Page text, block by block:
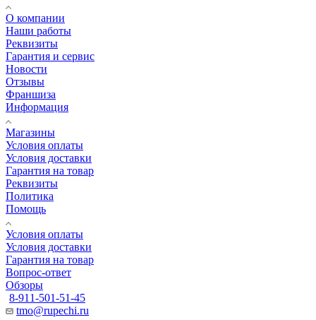
О компании
Наши работы
Реквизиты
Гарантия и сервис
Новости
Отзывы
Франшиза
Информация
Магазины
Условия оплаты
Условия доставки
Гарантия на товар
Реквизиты
Политика
Помощь
Условия оплаты
Условия доставки
Гарантия на товар
Вопрос-ответ
Обзоры
8-911-501-51-45
tmo@rupechi.ru